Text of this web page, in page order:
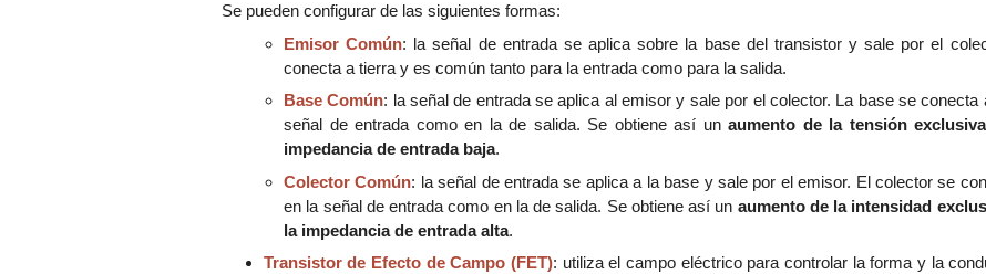
Se pueden configurar de las siguientes formas:
Emisor Común: la señal de entrada se aplica sobre la base del transistor y sale por el
conecta a tierra y es común tanto para la entrada como para la salida.
Base Común: la señal de entrada se aplica al emisor y sale por el colector. La base se conecta
señal de entrada como en la de salida. Se obtiene así un aumento de la tensión
impedancia de entrada baja.
Colector Común: la señal de entrada se aplica a la base y sale por el emisor. El colector se
en la señal de entrada como en la de salida. Se obtiene así un aumento de la intensidad
la impedancia de entrada alta.
Transistor de Efecto de Campo (FET): utiliza el campo eléctrico para controlar la forma y la